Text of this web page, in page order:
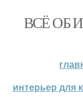
ВСЁ ОБ
интерьер для